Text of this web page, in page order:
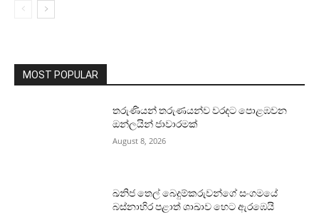
MOST POPULAR
තරුණියන් තරුණයන්ව වරදට පොළඹවන
ඔන්ලයින් ජාවාරමක්
August 8, 2026
ඛනිජ තෙල් බෙදුම්කරුවන්ගේ සංගමයේ
බස්නාහිර පළාත් ශාඛාව හෙට ඇරඹෙයි